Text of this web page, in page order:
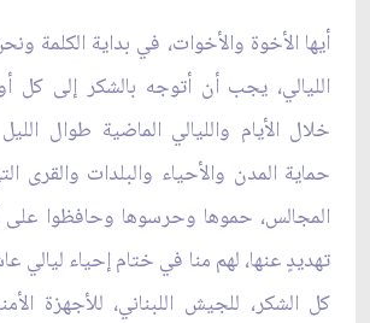
أيها الأخوة والأخوات، في بداية الكلمة
الليالي، يجب أن أتوجه بالشكر إلى كل
خلال الأيام والليالي الماضية طوال
حماية المدن والأحياء والبلدات والقرى
المجالس، حموها وحرسوها وحافظوا على
تهديدٍ عنها، لهم منا في ختام إحياء ليالي
كل الشكر، للجيش اللبناني، للأجهزة